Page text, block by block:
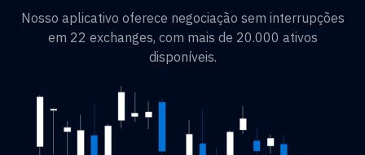
Nosso aplicativo oferece negociação sem interrupções
em 22 exchanges, com mais de 20.000 ativos
disponíveis.